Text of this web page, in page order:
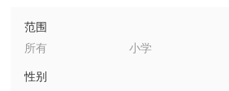
范围
所有
小学
性别